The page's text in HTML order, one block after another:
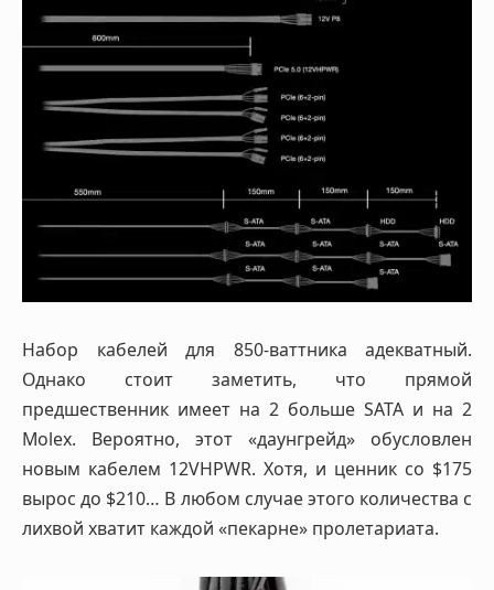
Набор кабелей для 850-ваттника адекватный.
Однако стоит заметить, что прямой
предшественник имеет на 2 больше SATA и на 2
Molex. Вероятно, этот «даунгрейд» обусловлен
новым кабелем 12VHPWR. Хотя, и ценник со $175
вырос до $210… В любом случае этого количества с
лихвой хватит каждой «пекарне» пролетариата.